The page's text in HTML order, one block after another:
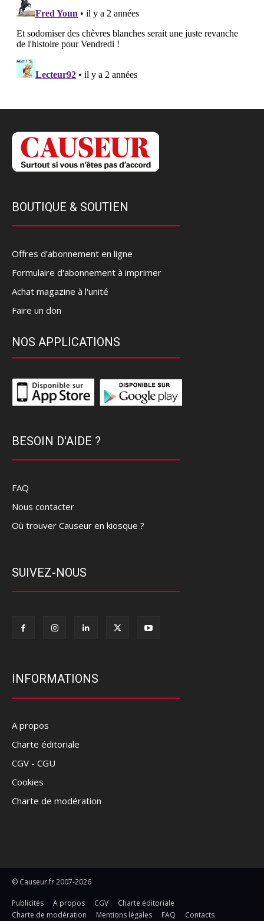
BOUTIQUE & SOUTIEN
Offres d’abonnement en ligne
Formulaire d'abonnement à imprimer
Achat magazine à l'unité
Faire un don
NOS APPLICATIONS
BESOIN D'AIDE ?
FAQ
Nous contacter
Où trouver Causeur en kiosque ?
SUIVEZ-NOUS
INFORMATIONS
A propos
Charte éditoriale
CGV - CGU
Cookies
Charte de modération
© Causeur.fr 2007-2026
Publicités A propos CGV
Charte éditoriale
Charte de modération
Mentions légales FAQ Contacts